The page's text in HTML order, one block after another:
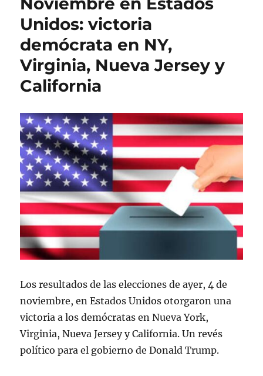
o
e
í
a
s
Unidos: victoria
demócrata en NY,
Virginia, Nueva Jersey y
California
Los resultados de las elecciones de ayer, 4 de
noviembre, en Estados Unidos otorgaron una
victoria a los demócratas en Nueva York,
Virginia, Nueva Jersey y California. Un revés
político para el gobierno de Donald Trump.